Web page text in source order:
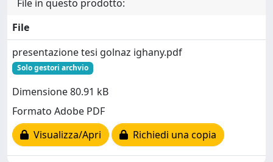
File in questo prodotto:
File
presentazione tesi golnaz ighany.pdf
Solo gestori archvio
Dimensione 80.91 kB
Formato Adobe PDF
Visualizza/Apri
Richiedi una copia